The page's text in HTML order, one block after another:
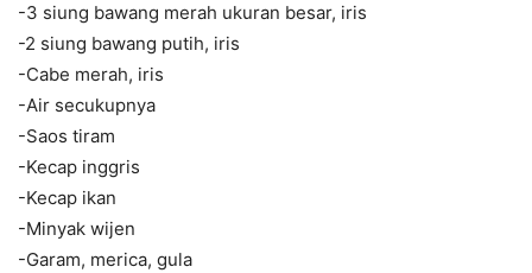
-3 siung bawang merah ukuran besar, iris
-2 siung bawang putih, iris
-Cabe merah, iris
-Air secukupnya
-Saos tiram
-Kecap inggris
-Kecap ikan
-Minyak wijen
-Garam, merica, gula